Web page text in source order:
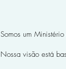
Somos um
Nossa visão está